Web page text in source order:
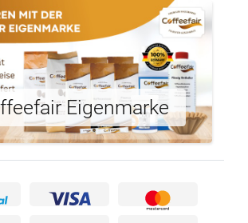
Eigenmarke